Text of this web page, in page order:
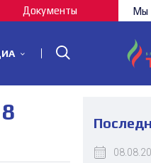
Документы Мы